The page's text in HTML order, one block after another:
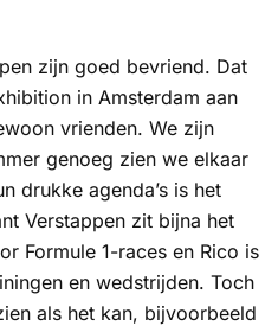
zijn goed bevriend. Dat
in Amsterdam aan
vrienden. We zijn
genoeg zien we elkaar
drukke agenda’s is het
Verstappen zit bijna het
Formule 1-races en Rico is
en wedstrijden. Toch
als het kan, bijvoorbeeld